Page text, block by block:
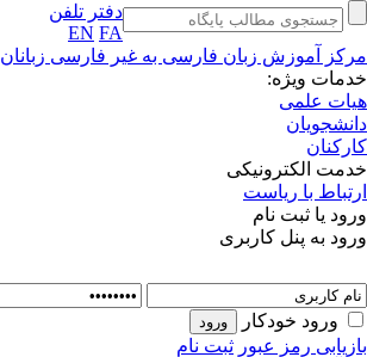
دفتر تلفن
EN FA
مرکز آموزش زبان فارسی به غیر فارسی زبانان
خدمات ویژه:
هیات علمی
دانشجویان
کارکنان
خدمت الکترونیکی
ارتباط با ریاست
ورود یا ثبت نام
ورود به پنل کاربری
ورود خودکار
بازیابی رمز عبور ثبت نام